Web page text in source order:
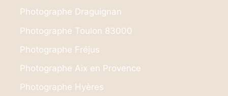
Photographe Draguignan
Photographe Toulon 83000
Photographe Fréjus
Photographe Aix en Provence
Photographe Hyères